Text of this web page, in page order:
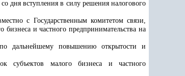
дня вступления в силу решения налогового
с Государственным комитетом связи,
и частного предпринимательства на
дальнейшему повышению открытости и
субъектов малого бизнеса и частного